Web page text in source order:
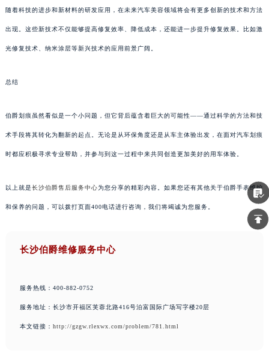
随着科技的进步和新材料的研发应用，在未来汽车美容领域将会有更多创新的技术和方法
出现。这些新技术不仅能够提高修复效率、降低成本，还能进一步提升修复效果。比如激
光修复技术、纳米涂层等新兴技术的应用前景广阔。
总结
伯爵划痕虽然看似是一个小问题，但它背后蕴含着巨大的可能性——通过科学的方法和技
术手段将其转化为翻新的起点。无论是从环保角度还是从车主体验出发，在面对汽车划痕
时都应积极寻求专业帮助，并参与到这一过程中来共同创造更加美好的用车体验。
以上就是长沙伯爵售后服务中心为您分享的精彩内容。如果您还有其他关于伯爵手表维护
和保养的问题，可以拨打页面400电话进行咨询，我们将竭诚为您服务。
长沙伯爵维修服务中心
服务热线：400-882-0752
服务地址：长沙市开福区芙蓉北路416号泊富国际广场写字楼20层
本文链接： http://gzgw.rlexwx.com/problem/781.html